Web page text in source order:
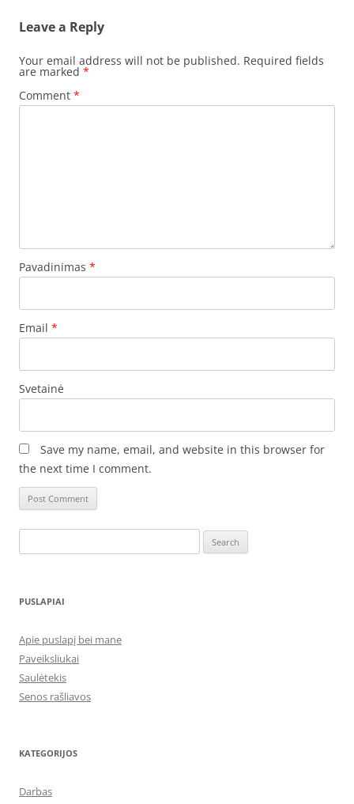
Leave a Reply
Your email address will not be published. Required fields
are marked *
Comment *
Pavadinimas *
Email *
Svetainė
Save my name, email, and website in this browser for
the next time I comment.
for:
PUSLAPIAI
Apie puslapį bei mane
Paveiksliukai
Saulėtekis
Senos rašliavos
KATEGORIJOS
Darbas